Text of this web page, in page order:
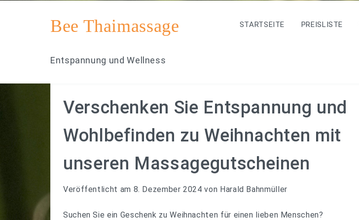
Bee Thaimassage
Entspannung und Wellness
STARTSEITE PREISLISTE
Verschenken Sie Entspannung und
Wohlbefinden zu Weihnachten mit
unseren Massagegutscheinen
Veröffentlicht am 8. Dezember 2024 von Harald Bahnmüller
Suchen Sie ein Geschenk zu Weihnachten für einen lieben Menschen?